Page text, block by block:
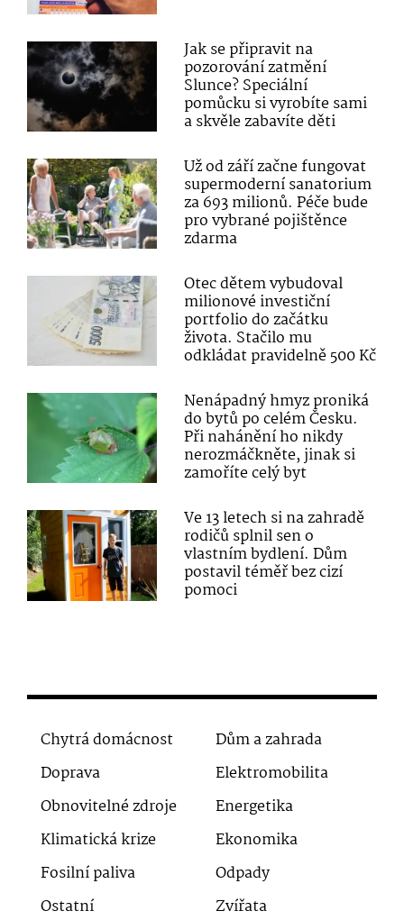
Jak se připravit na
pozorování zatmění
Slunce? Speciální
pomůcku si vyrobíte sami
a skvěle zabavíte děti
Už od září začne fungovat
supermoderní sanatorium
za 693 milionů. Péče bude
pro vybrané pojištěnce
zdarma
Otec dětem vybudoval
milionové investiční
portfolio do začátku
života. Stačilo mu
odkládat pravidelně 500 Kč
Nenápadný hmyz proniká
do bytů po celém Česku.
Při nahánění ho nikdy
nerozmáčkněte, jinak si
zamoříte celý byt
Ve 13 letech si na zahradě
rodičů splnil sen o
vlastním bydlení. Dům
postavil téměř bez cizí
pomoci
Chytrá domácnost
Dům a zahrada
Doprava
Elektromobilita
Obnovitelné zdroje
Energetika
Klimatická krize
Ekonomika
Fosilní paliva
Odpady
Ostatní
Zvířata